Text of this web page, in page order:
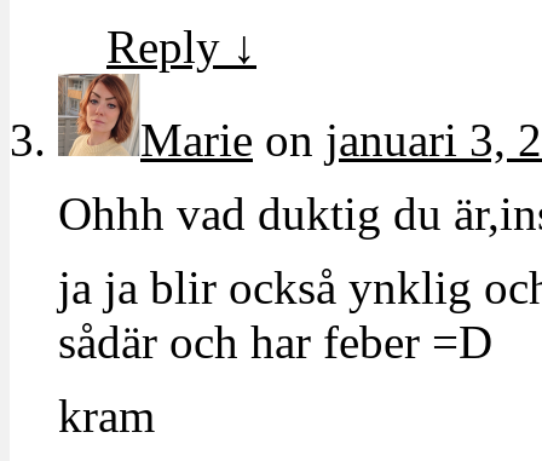
Reply ↓
Marie on januari 3,
Ohhh vad duktig du
ja ja blir också ynklig
sådär och har feber =D
kram